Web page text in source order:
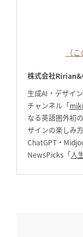
（
株式会社
生成AI・デザイ
チャンネル「
なる英語圏外初の
ザインの楽しみ
ChatGPT・
NewsPicks「人